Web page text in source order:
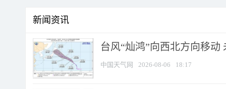
新闻资讯
台风“灿鸿”向西北方向移动
中国天气网 2026-08-06 18:17